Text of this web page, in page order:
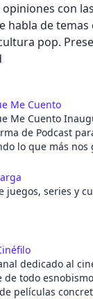
con
habla de temas
pop.
Me Cuento
Me Cuento
de Podcast
lo que más nos
juegos, series y
dedicado al
todo
películas